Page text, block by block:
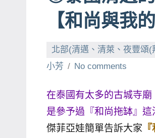
賓、
News
探
號
目
班
底、
【和尚與我
北部(清邁、清萊、夜豐頌
小芳
No comments
在泰國有太多的古城寺
是參予過『和尚拖缽』這
傑菲亞娃簡單告訴大家